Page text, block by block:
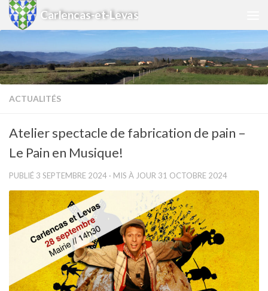
Skip to content
Carlencas-et-Levas
ACTUALITÉS
Atelier spectacle de fabrication de pain –
Le Pain en Musique!
PUBLIÉ 3 SEPTEMBRE 2024 · MIS À JOUR 31 OCTOBRE 2024